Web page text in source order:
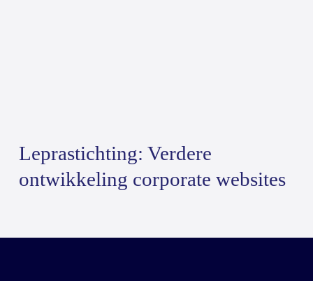
Leprastichting: Verdere
ontwikkeling corporate websites